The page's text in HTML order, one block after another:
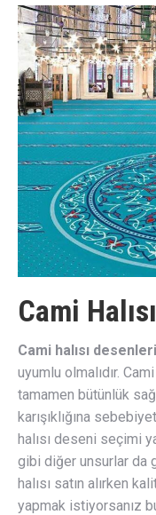
Cami
Cami halısı desenleri
uyumlu olmalıdır.
tamamen bütünlük
karışıklığına
halısı deseni seçimi
gibi diğer unsurlar da
halısı satın alırken
yapmak istiyorsanız